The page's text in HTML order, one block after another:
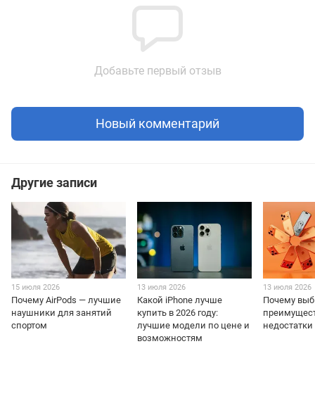
Добавьте первый отзыв
Новый комментарий
Другие записи
15 июля 2026
Почему AirPods — лучшие
наушники для занятий
спортом
13 июля 2026
Какой iPhone лучше
купить в 2026 году:
лучшие модели по цене и
возможностям
13 июля 2026
Почему
недостатки